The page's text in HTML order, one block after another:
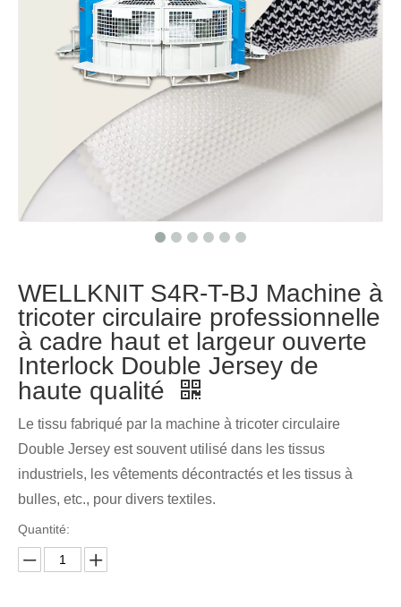
WELLKNIT S4R-T-BJ Machine à
tricoter circulaire professionnelle
à cadre haut et largeur ouverte
Interlock Double Jersey de
haute qualité
Le tissu fabriqué par la machine à tricoter circulaire
Double Jersey est souvent utilisé dans les tissus
industriels, les vêtements décontractés et les tissus à
bulles, etc., pour divers textiles.
Quantité: